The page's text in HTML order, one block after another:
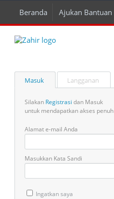
Beranda Ajukan Bantuan
Masuk Langganan
Silakan Registrasi dan Masuk
untuk mendapatkan akses penuh
Alamat e-mail Anda
Masukkan Kata Sandi
Ingatkan saya